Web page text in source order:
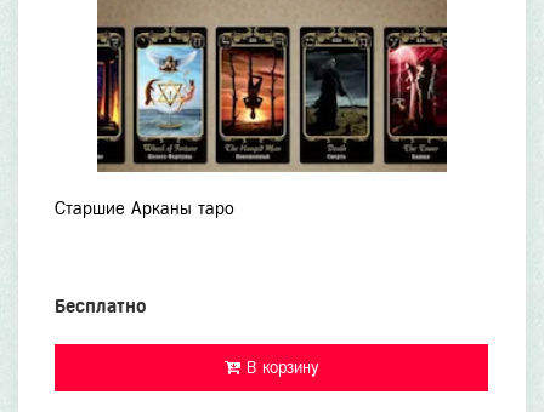
Старшие Арканы таро
Бесплатно
В корзину